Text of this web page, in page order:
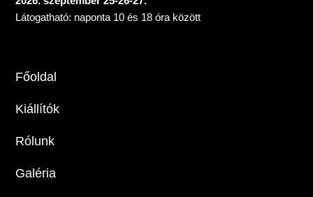
Látogatható: naponta 10 és 18 óra között
Főoldal
Kiállítók
Rólunk
Galéria